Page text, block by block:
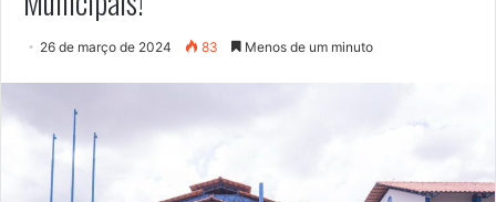
26 de março de 2024 83 Menos de um minuto